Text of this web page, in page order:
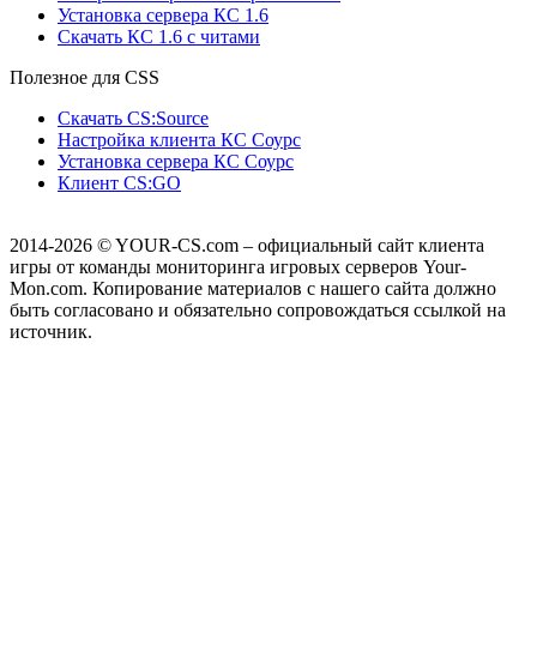
Установка сервера КС 1.6
Скачать КС 1.6 с читами
Полезное для CSS
Скачать CS:Source
Настройка клиента КС Cоурс
Установка сервера КС Соурс
Клиент CS:GO
2014-2026 © YOUR-CS.com – официальный сайт клиента
игры от команды мониторинга игровых серверов Your-
Mon.com. Копирование материалов с нашего сайта должно
быть согласовано и обязательно сопровождаться ссылкой на
источник.